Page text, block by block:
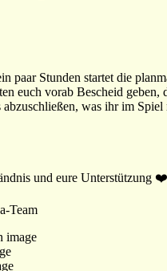
paar Stunden startet die
euch vorab Bescheid geben,
abzuschließen, was ihr im Spiel
und eure Unterstützung ❤️
Team